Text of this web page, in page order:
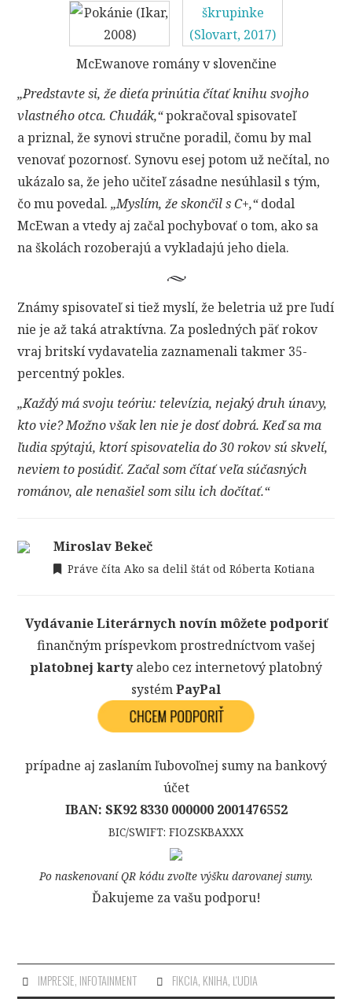
McEwanove romány v slovenčine
„Predstavte si, že dieťa prinútia čítať knihu svojho
vlastného otca. Chudák,“pokračoval spisovateľ
a priznal, že synovi stručne poradil, čomu by mal
venovať pozornosť. Synovu esej potom už nečítal, no
ukázalo sa, že jeho učiteľ zásadne nesúhlasil s tým,
čo mu povedal.„Myslím, že skončil s C+,“dodal
McEwan a vtedy aj začal pochybovať o tom, ako sa
na školách rozoberajú a vykladajú jeho diela.
Známy spisovateľ si tiež myslí, že beletria už pre ľudí
nie je až taká atraktívna. Za posledných päť rokov
vraj britskí vydavatelia zaznamenali takmer 35-
percentný pokles.
„Každý má svoju teóriu: televízia, nejaký druh únavy,
kto vie? Možno však len nie je dosť dobrá. Keď sa ma
ľudia spýtajú, ktorí spisovatelia do 30 rokov sú skvelí,
neviem to posúdiť. Začal som čítať veľa súčasných
románov, ale nenašiel som silu ich dočítať.“
Miroslav Bekeč
Práve číta Ako sa delil štát od Róberta Kotiana
Vydávanie Literárnych novín môžete podporiť
finančným príspevkom prostredníctvom vašej
platobnej kartyalebo cez internetový platobný
systémPayPal
prípadne aj zaslaním ľubovoľnej sumy na bankový
účet
IBAN: SK92 8330 000000 2001476552
BIC/SWIFT: FIOZSKBAXXX
Po naskenovaní QR kódu zvoľte výšku darovanej sumy.
Ďakujeme za vašu podporu!
IMPRESIE, INFOTAINMENT FIKCIA, KNIHA, ĽUDIA